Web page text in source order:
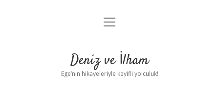
Anasayfa
Yasal Uyarı
menüyü
Deniz ve İlham
Ege’nin hikayeleriyle keyifli yolculuk!